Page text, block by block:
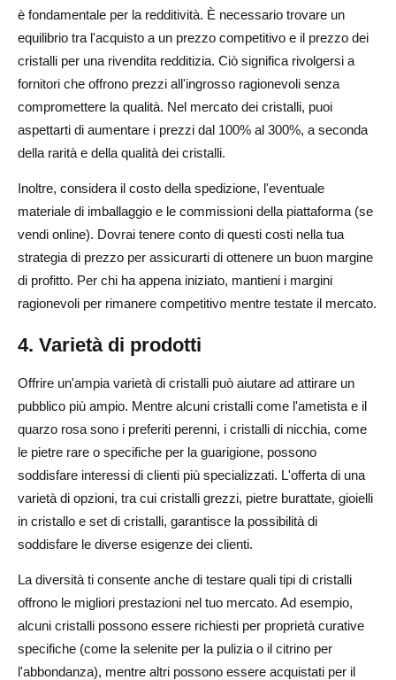
è fondamentale per la redditività. È necessario trovare un
equilibrio tra l'acquisto a un prezzo competitivo e il prezzo dei
cristalli per una rivendita redditizia. Ciò significa rivolgersi a
fornitori che offrono prezzi all'ingrosso ragionevoli senza
compromettere la qualità. Nel mercato dei cristalli, puoi
aspettarti di aumentare i prezzi dal 100% al 300%, a seconda
della rarità e della qualità dei cristalli.
Inoltre, considera il costo della spedizione, l'eventuale
materiale di imballaggio e le commissioni della piattaforma (se
vendi online). Dovrai tenere conto di questi costi nella tua
strategia di prezzo per assicurarti di ottenere un buon margine
di profitto. Per chi ha appena iniziato, mantieni i margini
ragionevoli per rimanere competitivo mentre testate il mercato.
4. Varietà di prodotti
Offrire un'ampia varietà di cristalli può aiutare ad attirare un
pubblico più ampio. Mentre alcuni cristalli come l'ametista e il
quarzo rosa sono i preferiti perenni, i cristalli di nicchia, come
le pietre rare o specifiche per la guarigione, possono
soddisfare interessi di clienti più specializzati. L'offerta di una
varietà di opzioni, tra cui cristalli grezzi, pietre burattate, gioielli
in cristallo e set di cristalli, garantisce la possibilità di
soddisfare le diverse esigenze dei clienti.
La diversità ti consente anche di testare quali tipi di cristalli
offrono le migliori prestazioni nel tuo mercato. Ad esempio,
alcuni cristalli possono essere richiesti per proprietà curative
specifiche (come la selenite per la pulizia o il citrino per
l'abbondanza), mentre altri possono essere acquistati per il